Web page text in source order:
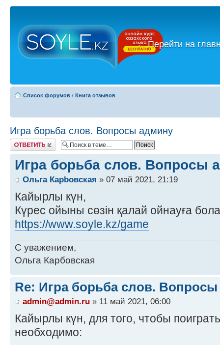
←Перейти на
Список форумов ‹ Книга отзывов
Игра борьба слов. Вопросы админу
Ответить
Игра борьба слов. Вопросы
Ольга Карbовская » 07 май 2021, 21:19
Кайырлы күн,
Күрес ойыны сөзін қалай ойнауға
https://www.soyle.kz/game
С уважением,
Ольга Карбовская
Re: Игра борьба слов.
admin@admin.ru » 11 май 2021, 06:00
Кайырлы күн, для того, чтобы
необходимо: